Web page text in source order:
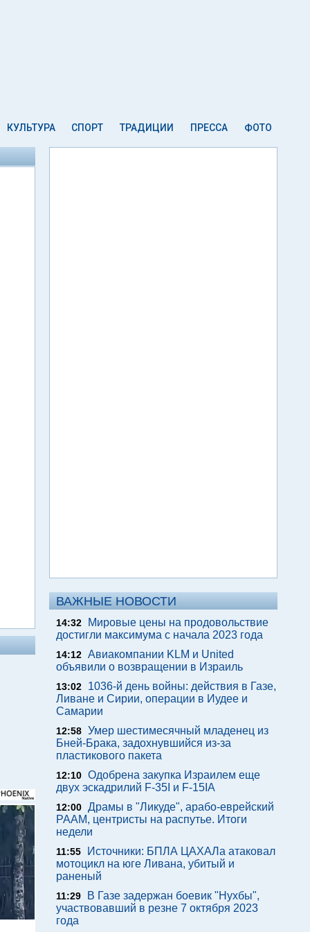
КУЛЬТУРА СПОРТ ТРАДИЦИИ ПРЕССА ФОТО
ВАЖНЫЕ НОВОСТИ
14:32
Мировые цены на продовольствие
достигли максимума с начала 2023 года
14:12 Авиакомпании KLM и United
объявили о возвращении в Израиль
13:02
1036-й день войны: действия в Газе,
Ливане и Сирии, операции в Иудее и
Самарии
12:58 Умер шестимесячный младенец из
Бней-Брака, задохнувшийся из-за
пластикового пакета
12:10 Одобрена закупка Израилем еще
двух эскадрилий F-35I и F-15IA
12:00 Драмы в "Ликуде", арабо-еврейский
РААМ, центристы на распутье. Итоги
недели
11:55
Источники: БПЛА ЦАХАЛа атаковал
мотоцикл на юге Ливана, убитый и
раненый
11:29
В Газе задержан боевик "Нухбы",
участвовавший в резне 7 октября 2023
года